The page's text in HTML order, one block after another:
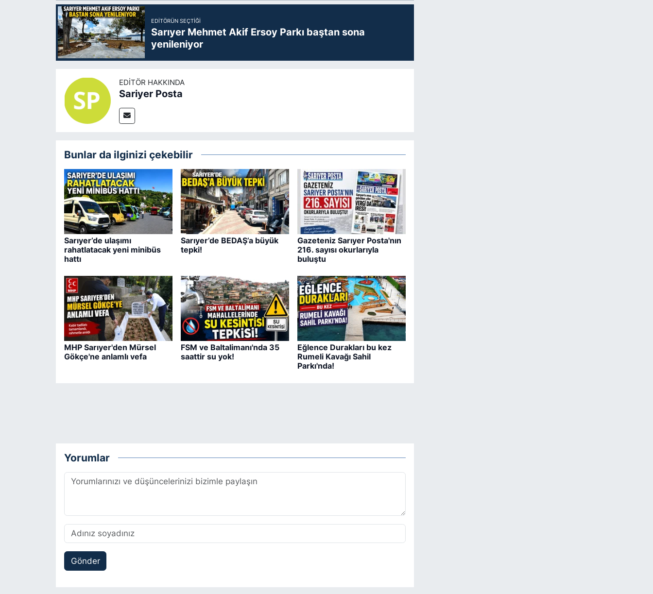
EDITÖRÜN SEÇTIĞI
Sarıyer Mehmet Akif Ersoy Parkı baştan sona
yenileniyor
EDITÖR HAKKINDA
Sariyer Posta
Bunlar da ilginizi çekebilir
Sarıyer’de ulaşımı
rahatlatacak yeni minibüs
hattı
Sarıyer’de BEDAŞ’a büyük
tepki!
Gazeteniz Sarıyer Posta'nın
216. sayısı okurlarıyla
buluştu
MHP Sarıyer'den Mürsel
Gökçe'ne anlamlı vefa
FSM ve Baltalimanı'nda 35
saattir su yok!
Eğlence Durakları bu kez
Rumeli Kavağı Sahil
Parkı'nda!
Yorumlar
Gönder